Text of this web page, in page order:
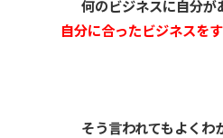
何のビジネスに自分が
自分に合ったビジネスを
そう言われてもよくわ